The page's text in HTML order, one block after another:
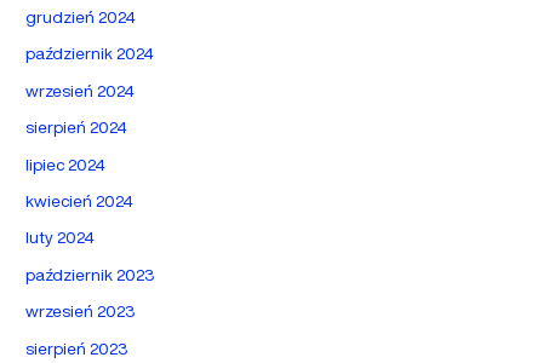
grudzień 2024
październik 2024
wrzesień 2024
sierpień 2024
lipiec 2024
kwiecień 2024
luty 2024
październik 2023
wrzesień 2023
sierpień 2023